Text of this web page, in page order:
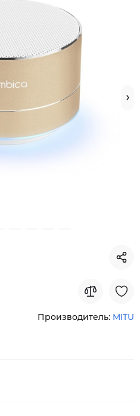
Производитель: MITU